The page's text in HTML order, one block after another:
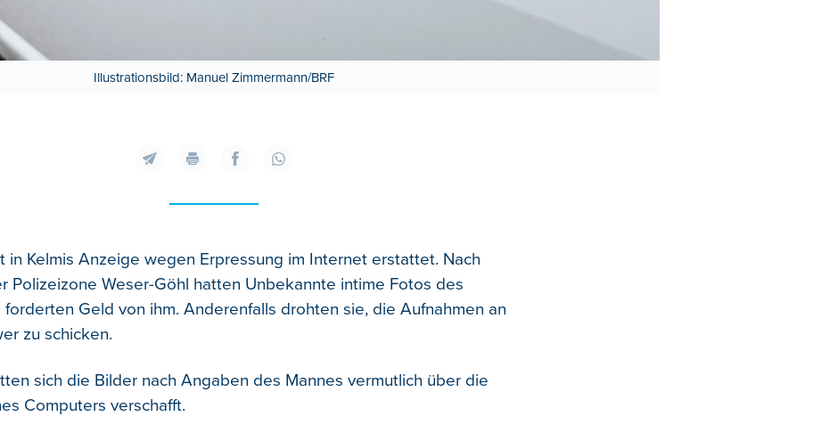
Illustrationsbild: Manuel Zimmermann/BRF
in Kelmis Anzeige wegen Erpressung im Internet erstattet. Nach
Polizeizone Weser-Göhl hatten Unbekannte intime Fotos des
forderten Geld von ihm. Anderenfalls drohten sie, die Aufnahmen an
zu schicken.
sich die Bilder nach Angaben des Mannes vermutlich über die
Computers verschafft.